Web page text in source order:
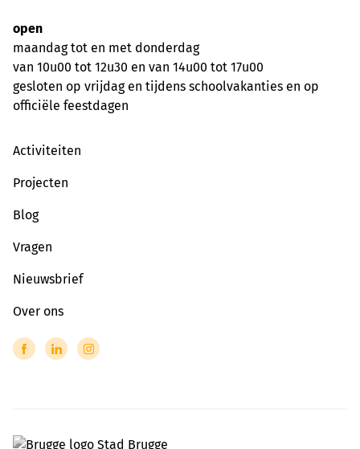
open
maandag tot en met donderdag
van 10u00 tot 12u30 en van 14u00 tot 17u00
gesloten op vrijdag en tijdens schoolvakanties en op
officiële feestdagen
Activiteiten
Projecten
Blog
Vragen
Nieuwsbrief
Over ons